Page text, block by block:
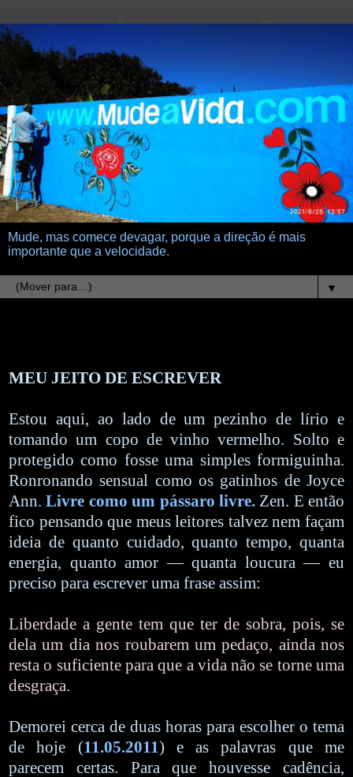
Mude, mas comece devagar, porque a direção é mais
importante que a velocidade.
▼
MEU JEITO DE ESCREVER
Estou aqui, ao lado de um pezinho de lírio e
tomando um copo de vinho vermelho. Solto e
protegido como fosse uma simples formiguinha.
Ronronando sensual como os gatinhos de Joyce
Ann.Livre como um pássaro livre.Zen. E então
fico pensando que meus leitores talvez nem façam
ideia de quanto cuidado, quanto tempo, quanta
energia, quanto amor — quanta loucura — eu
preciso para escrever uma frase assim:
Liberdade a gente tem que ter de sobra, pois, se
dela um dia nos roubarem um pedaço, ainda nos
resta o suficiente para que a vida não se torne uma
desgraça.
Demorei cerca de duas horas para escolher o tema
de hoje (11.05.2011) e as palavras que me
parecem certas. Para que houvesse cadência,